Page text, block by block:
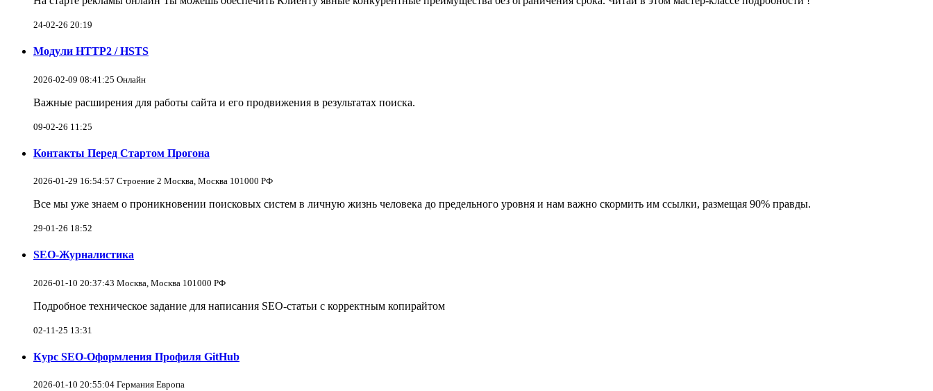
24-02-26 20:19
Модули HTTP2 / HSTS
2026-02-09 08:41:25 Онлайн
Важные расширения для работы сайта и его продвижения в результатах поиска.
09-02-26 11:25
Контакты Перед Стартом Прогона
2026-01-29 16:54:57 Строение 2 Москва, Москва 101000 РФ
Все мы уже знаем о проникновении поисковых систем в личную жизнь человека до предельного уровня и нам важно скормить им ссылки, размещая 90% правды.
29-01-26 18:52
SEO-Журналистика
2026-01-10 20:37:43 Москва, Москва 101000 РФ
Подробное техническое задание для написания SEO-статьи с корректным копирайтом
02-11-25 13:31
Курс SEO-Оформления Профиля GitHub
2026-01-10 20:55:04 Германия Европа